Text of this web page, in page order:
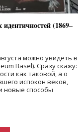
(1869–
можно увидеть в
Basel). Сразу скажу:
как таковой, а о
испокон веков,
новые способы